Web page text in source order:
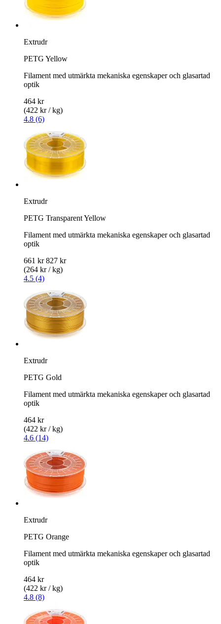
Extrudr
PETG Yellow
Filament med utmärkta mekaniska egenskaper och glasartad
optik
464 kr
(422 kr / kg)
4.8 (6)
Extrudr
PETG Transparent Yellow
Filament med utmärkta mekaniska egenskaper och glasartad
optik
661 kr 827 kr
(264 kr / kg)
4.5 (4)
Extrudr
PETG Gold
Filament med utmärkta mekaniska egenskaper och glasartad
optik
464 kr
(422 kr / kg)
4.6 (14)
Extrudr
PETG Orange
Filament med utmärkta mekaniska egenskaper och glasartad
optik
464 kr
(422 kr / kg)
4.8 (8)